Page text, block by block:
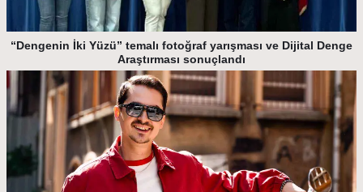
“Dengenin İki Yüzü” temalı fotoğraf yarışması ve Dijital Denge
Araştırması sonuçlandı